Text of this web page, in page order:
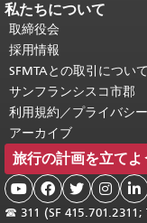
私たちについて
取締役会
採用情報
SFMTAとの取引について
サンフランシスコ市郡
利用規約／プライバシ
アーカイブ
旅行の計画を立てよ
    
☎ 311 (SF